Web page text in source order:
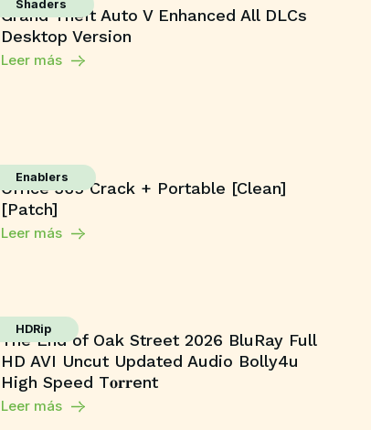
Shaders
Grand Theft Auto V Enhanced All DLCs
Desktop Version
Leer más
Enablers
Office 365 Crack + Portable [Clean]
[Patch]
Leer más
HDRip
The End of Oak Street 2026 BluRay Full
HD AVI Uncut Updated Audio Bolly4u
High Speed T𝐨𝐫𝐫ent
Leer más